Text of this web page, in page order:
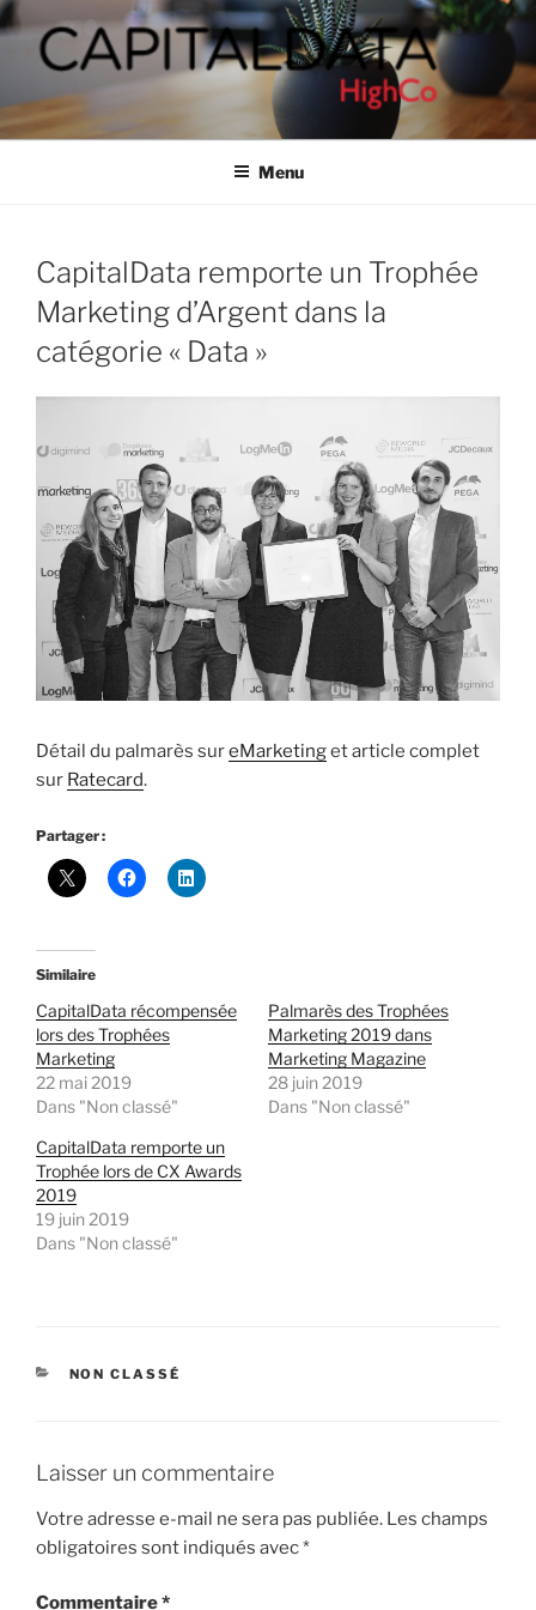
Aller
au
contenu
principal
CAPITALDATA
People-based marketing solutions
Menu
CapitalData remporte un Trophée
Marketing d’Argent dans la
catégorie « Data »
Détail du palmarès sureMarketinget article complet
sur Ratecard.
Partager :
Similaire
CapitalData récompensée
lors des Trophées
Marketing
22 mai 2019
Dans "Non classé"
Palmarès des Trophées
Marketing 2019 dans
Marketing Magazine
28 juin 2019
Dans "Non classé"
CapitalData remporte un
Trophée lors de CX Awards
2019
19 juin 2019
Dans "Non classé"
CATÉGORIES
NON CLASSÉ
Laisser un commentaire
Votre adresse e-mail ne sera pas publiée. Les champs
obligatoires sont indiqués avec*
Commentaire*